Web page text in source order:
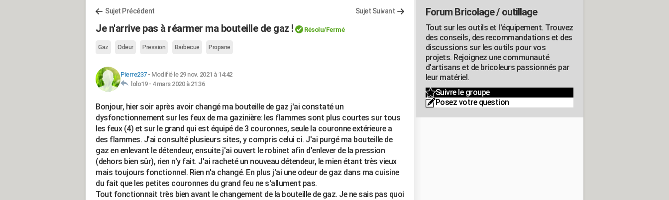
Sujet Précédent Sujet Suivant
Je n'arrive pas à réarmer ma bouteille de gaz ! Résolu/Fermé
Gaz Odeur Pression Barbecue Propane
Pierre237- Modifié le 29 nov. 2021 à 14:42
lolo19 - 4 mars 2020 à 21:36
Bonjour, hier soir après avoir changé ma bouteille de gaz j'ai constaté un
dysfonctionnement sur les feux de ma gazinière: les flammes sont plus courtes sur tous
les feux (4) et sur le grand qui est équipé de 3 couronnes, seule la couronne extérieure a
des flammes. J'ai consulté plusieurs sites, y compris celui ci. J'ai purgé ma bouteille de
gaz en enlevant le détendeur, ensuite j'ai ouvert le robinet afin d'enlever de la pression
(dehors bien sûr), rien n'y fait. J'ai racheté un nouveau détendeur, le mien étant très vieux
mais toujours fonctionnel. Rien n'a changé. En plus j'ai une odeur de gaz dans ma cuisine
du fait que les petites couronnes du grand feu ne s'allument pas.
Tout fonctionnait très bien avant le changement de la bouteille de gaz. Je ne sais pas quoi
Forum Bricolage / outillage
Tout sur les outils et l'équipement. Trouvez
des conseils, des recommandations et des
discussions sur les outils pour vos
projets. Rejoignez une communauté
d'artisans et de bricoleurs passionnés par
leur matériel.
Suivre le groupe
Posez votre question